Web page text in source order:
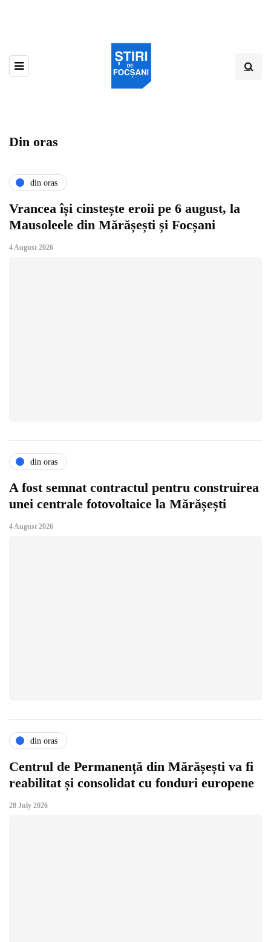
Din oras
din oras
Vrancea își cinstește eroii pe 6 august, la
Mausoleele din Mărășești și Focșani
4 August 2026
din oras
A fost semnat contractul pentru construirea
unei centrale fotovoltaice la Mărășești
4 August 2026
din oras
Centrul de Permanență din Mărășești va fi
reabilitat și consolidat cu fonduri europene
28 July 2026